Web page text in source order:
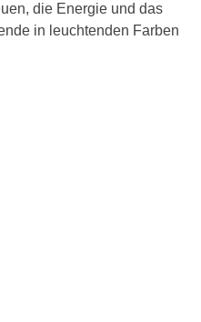
die Energie und das
in leuchtenden Farben